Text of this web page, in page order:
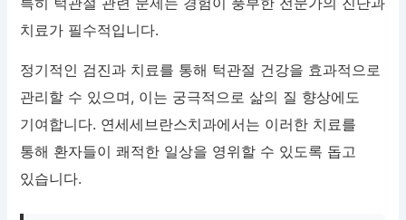
치료가 필수적입니다.
정기적인 검진과 치료를 통해 턱관절 건강을 효과적으로
관리할 수 있으며, 이는 궁극적으로 삶의 질 향상에도
기여합니다. 연세세브란스치과에서는 이러한 치료를
통해 환자들이 쾌적한 일상을 영위할 수 있도록 돕고
있습니다.